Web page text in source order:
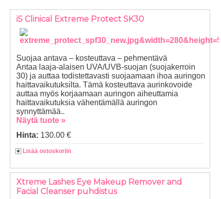
iS Clinical Extreme Protect SK30
Suojaa antava – kosteuttava – pehmentävä
Antaa laaja-alaisen UVA/UVB-suojan (suojakerroin
30) ja auttaa todistettavasti suojaamaan ihoa auringon
haittavaikutuksilta. Tämä kosteuttava aurinkovoide
auttaa myös korjaamaan auringon aiheuttamia
haittavaikutuksia vähentämällä auringon
synnyttämää..
Näytä tuote »
Hinta: 130.00 €
Lisää ostoskoriin
Xtreme Lashes Eye Makeup Remover and
Facial Cleanser puhdistus